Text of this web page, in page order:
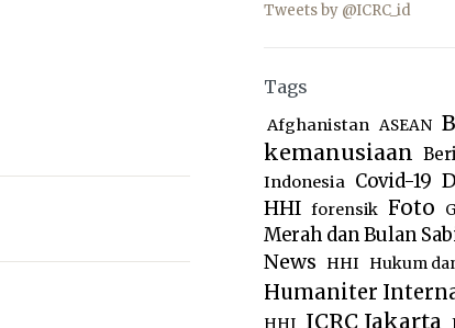
Tweets by @ICRC_id
Tags
Afghanistan ASEAN
kemanusiaan
Indonesia Covid-19
HHI forensik Foto
Merah dan Bulan
News
HHI Hukum
Humaniter
HHI ICRC Jakarta